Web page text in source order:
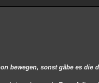
bewegen, sonst gäbe es die